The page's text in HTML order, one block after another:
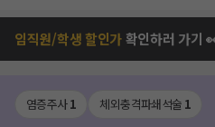
임직원/학생 할인가확인하러 가기
염증주사1 체외충격파쇄석술 1